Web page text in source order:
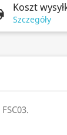
Koszt
Szczegóły